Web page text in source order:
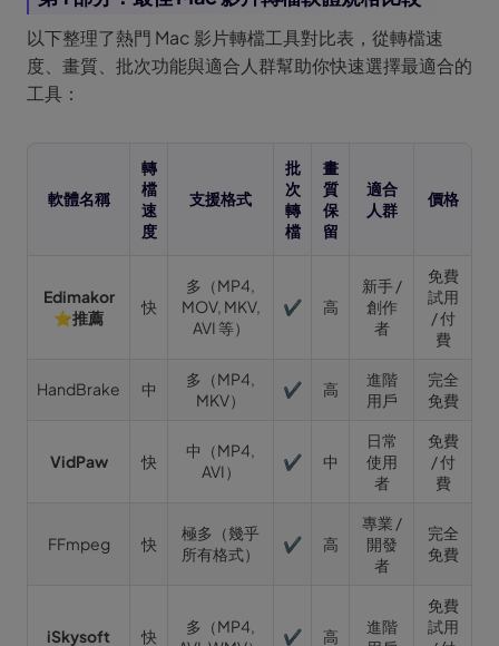
以下整理了熱門 Mac 影片轉檔工具對比表，從轉檔速
度、畫質、批次功能與適合人群幫助你快速選擇最適合的
工具：
軟體名稱
轉
檔
速
度
支援格式
批
次
轉
檔
畫
質
保
留
適合
人群
價格
Edimakor
⭐推薦
快
多（MP4,
MOV, MKV,
AVI 等）
✔ 高
新手 /
創作
者
免費
試用
/ 付
費
HandBrake 中
多（MP4,
MKV）
✔ 高
進階
用戶
完全
免費
VidPaw 快
中（MP4,
AVI）
✔ 中
日常
使用
者
免費
/ 付
費
FFmpeg 快
極多（幾乎
所有格式）
✔ 高
專業 /
開發
者
完全
免費
iSkysoft 快
多（MP4,
✔ 高
進階
免費
試用